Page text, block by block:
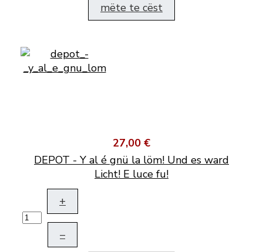
mëte te cëst
27,00 €
DEPOT - Y al é gnü la löm! Und es ward
Licht! E luce fu!
+
–